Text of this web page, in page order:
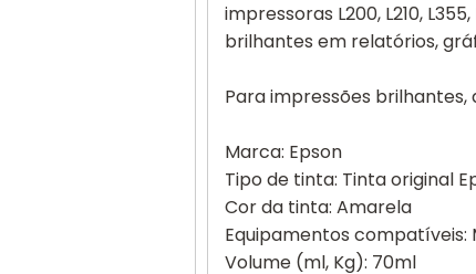
impressoras L200, L210,
brilhantes em relatórios,
Para impressões
Marca: Epson
Tipo de tinta: Tinta original
Cor da tinta: Amarela
Equipamentos compatíveis:
Volume (ml, Kg): 70ml